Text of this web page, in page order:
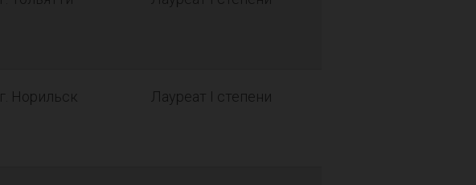
г. Норильск Лауреат I степени